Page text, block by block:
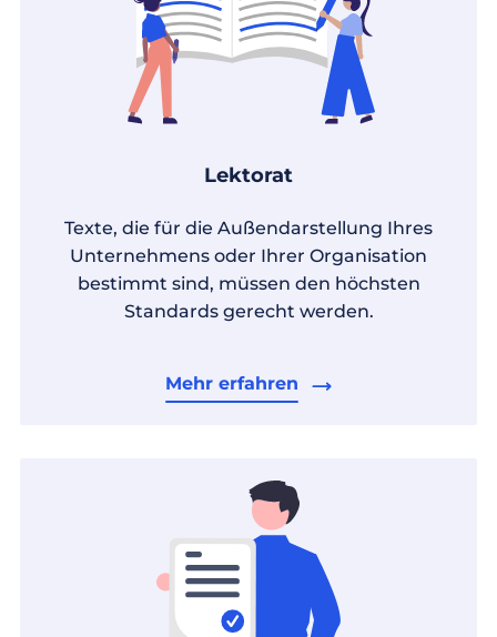
Lektorat
Texte, die für die Außendarstellung Ihres
Unternehmens oder Ihrer Organisation
bestimmt sind, müssen den höchsten
Standards gerecht werden.
Mehr erfahren